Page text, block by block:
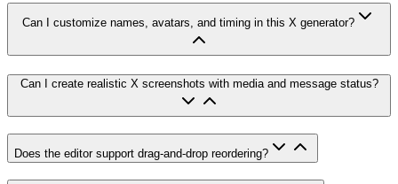
Can I customize names, avatars, and timing in this X generator?
Can I create realistic X screenshots with media and message status?
Does the editor support drag-and-drop reordering?